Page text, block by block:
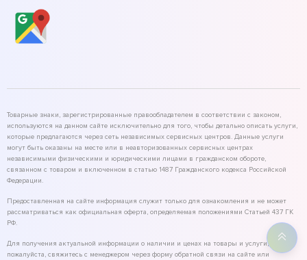
Товарные знаки, зарегистрированные правообладателем в соответствии с законом,
используются на данном сайте исключительно для того, чтобы детально описать услуги,
которые предлагаются через сеть независимых сервисных центров. Данные услуги
могут быть оказаны на месте или в неавторизованных сервисных центрах
независимыми физическими и юридическими лицами в гражданском обороте,
связанном с товаром и включенном в статью 1487 Гражданского кодекса Российской
Федерации.
Предоставленная на сайте информация служит только для ознакомления и не может
рассматриваться как официальная оферта, определяемая положениями Статьей 437 ГК
РФ.
Для получения актуальной информации о наличии и ценах на товары и услуги,
пожалуйста, свяжитесь с менеджером через форму обратной связи на сайте или